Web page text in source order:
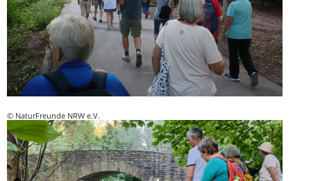
© NaturFreunde NRW e.V.